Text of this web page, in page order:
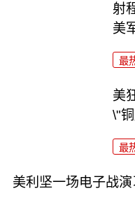
射
美
最
美
\"
最
美利坚一场电子战演